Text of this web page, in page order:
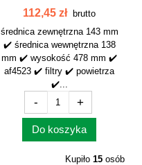
WEWNĘTRZNY AF4523
112,45 zł brutto
średnica zewnętrzna 143 mm
✔️ średnica wewnętrzna 138
mm ✔️ wysokość 478 mm ✔️
af4523 ✔️ filtry ✔️ powietrza
✔️...
- +
Do koszyka
Kupiło 15 osób